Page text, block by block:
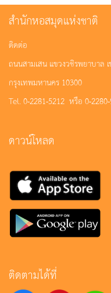
สำนักหอสมุดแห่งชาติ
ติดต่อ
ถนนสามเสน แขวงวชิรพยาบาล
กรุงเทพมหานคร 10300
Tel. 0-2281-5212 หรือ 0-
ดาวน์โหลด
ติดตามได้ที่